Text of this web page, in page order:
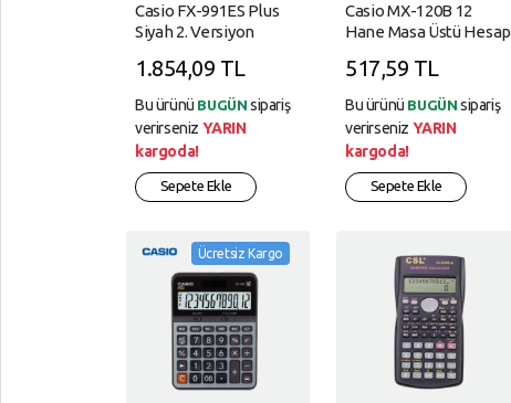
Casio FX-991ES Plus
Siyah 2. Versiyon
Hesap Makinesi
1.854,09 TL
Bu ürünü BUGÜN sipariş
verirseniz YARIN
kargoda!
Sepete Ekle
Casio MX-120B 12
Hane Masa Üstü Hesap
517,59 TL
Bu ürünü BUGÜN sipariş
verirseniz YARIN
kargoda!
Sepete Ekle
Ücretsiz Kargo